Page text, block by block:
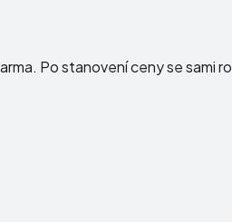
Po stanovení ceny se